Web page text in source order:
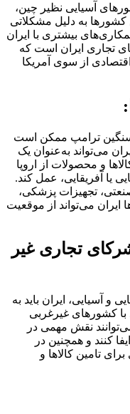
آسیایی نظیر چین،
به دلیل مشکلاتی
بیشتری با ایران
تجاری ایران است که
از سوی آمریکا
سنگین ترامپ ممکن است
می‌تواند به‌عنوان یک
و محصولات از اروپا
یا آفریقایی، عمل کند.
تجهیزات پزشکی،
می‌تواند از موقعیت
تجاری غیر
و آسیایی، ایران باید به
کشورهای غیرغربی
نقش مهمی در
کنند و همچنین در
تامین کالاها و